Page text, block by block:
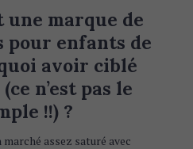
une marque de
pour enfants de
avoir ciblé
n’est pas le
!!) ?
marché assez saturé avec